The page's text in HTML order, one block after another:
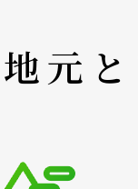
地元と